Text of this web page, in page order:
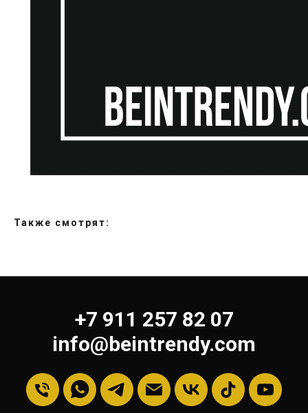
Также смотрят:
+7 911 257 82 07
info@beintrendy.com